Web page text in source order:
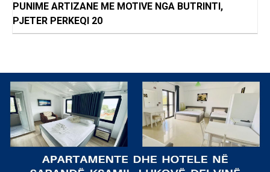
PUNIME ARTIZANE ME MOTIVE NGA BUTRINTI,
PJETER PERKEQI 20